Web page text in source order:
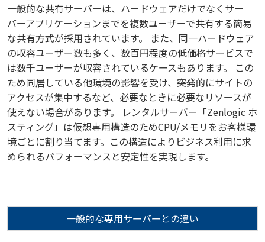
一般的な共有サーバーは、ハードウェアだけでなくサー
バーアプリケーションまでを複数ユーザーで共有する簡易
な共有方式が採用されています。 また、同一ハードウェア
の収容ユーザー数も多く、数百円程度の低価格サービスで
は数千ユーザーが収容されているケースもあります。 この
ため同居している他環境の影響を受け、突発的にサイトの
アクセスが集中するなど、必要なときに必要なリソースが
使えない場合があります。 レンタルサーバー「Zenlogic ホ
スティング」は仮想専用構造のためCPU/メモリをお客様環
境ごとに割り当てます。この構造によりビジネス利用に求
められるパフォーマンスと安定性を実現します。
一般的な専用サーバーとの違い